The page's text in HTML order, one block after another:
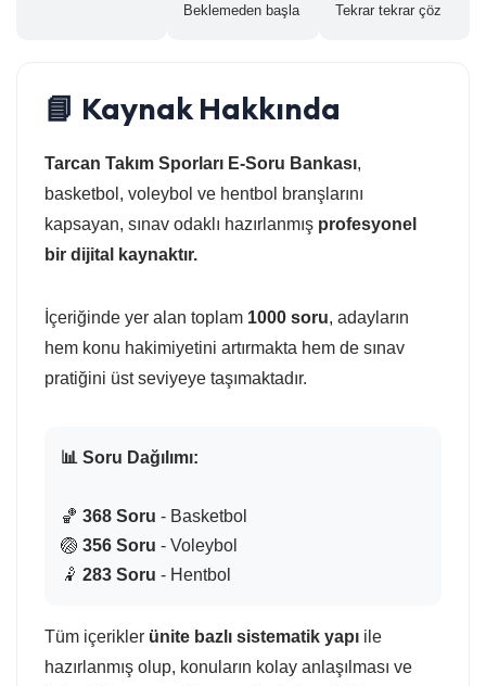
Beklemeden başla Tekrar tekrar çöz
📘 Kaynak Hakkında
Tarcan Takım Sporları E-Soru Bankası,
basketbol, voleybol ve hentbol branşlarını
kapsayan, sınav odaklı hazırlanmış profesyonel
bir dijital kaynaktır.
İçeriğinde yer alan toplam 1000 soru, adayların
hem konu hakimiyetini artırmakta hem de sınav
pratiğini üst seviyeye taşımaktadır.
📊 Soru Dağılımı:
🏀 368 Soru - Basketbol
🏐 356 Soru - Voleybol
🤾 283 Soru - Hentbol
Tüm içerikler ünite bazlı sistematik yapı ile
hazırlanmış olup, konuların kolay anlaşılması ve